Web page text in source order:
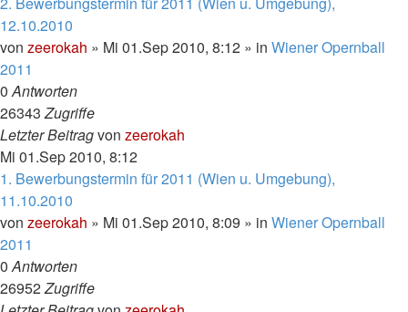
12.10.2010
von zeerokah » Mi 01.Sep 2010, 8:12 » in Wiener Opernball
2011
0Antworten
26343Zugriffe
Letzter Beitragvon zeerokah
Mi 01.Sep 2010, 8:12
1. Bewerbungstermin für 2011 (Wien u. Umgebung),
11.10.2010
von zeerokah » Mi 01.Sep 2010, 8:09 » in Wiener Opernball
2011
0Antworten
26952Zugriffe